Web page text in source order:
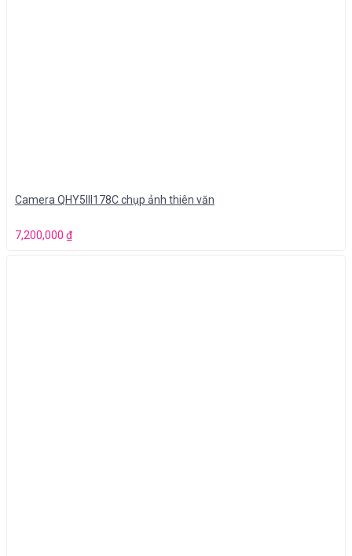
Camera QHY5III178C chụp ảnh thiên văn
7,200,000 ₫